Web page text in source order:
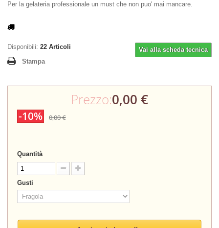
Per la gelateria professionale un must che non puo' mai mancare.
Vai alla scheda tecnica
Disponibili: 22 Articoli
Stampa
Prezzo:0,00 €
-10% 0,00 €
Quantità
Gusti